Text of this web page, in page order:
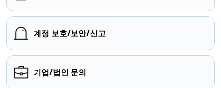
계정 보호/보안/신고
기업/법인 문의